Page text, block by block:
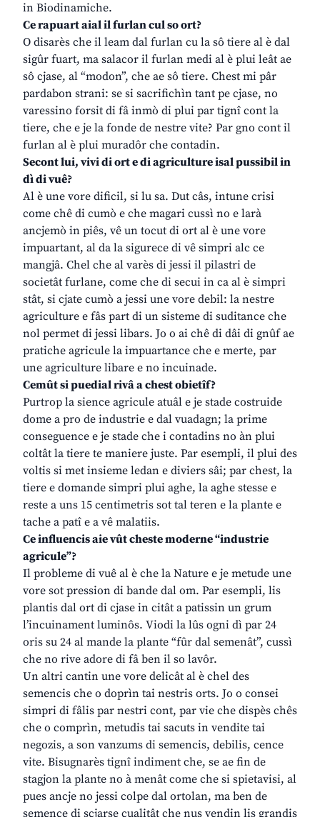
in Biodinamiche.
Ce rapuart aial il furlan cul so ort?
O disarès che il leam dal furlan cu la sô tiere al è dal
sigûr fuart, ma salacor il furlan medi al è plui leât ae
sô cjase, al “modon”, che ae sô tiere. Chest mi pâr
pardabon strani: se si sacrifichìn tant pe cjase, no
varessino forsit di fâ inmò di plui par tignî cont la
tiere, che e je la fonde de nestre vite? Par gno cont il
furlan al è plui muradôr che contadin.
Secont lui, vivi di ort e di agriculture isal pussibil in
dì di vuê?
Al è une vore dificil, si lu sa. Dut câs, intune crisi
come chê di cumò e che magari cussì no e larà
ancjemò in piês, vê un tocut di ort al è une vore
impuartant, al da la sigurece di vê simpri alc ce
mangjâ. Chel che al varès di jessi il pilastri de
societât furlane, come che di secui in ca al è simpri
stât, si cjate cumò a jessi une vore debil: la nestre
agriculture e fâs part di un sisteme di suditance che
nol permet di jessi libars. Jo o ai chê di dâi di gnûf ae
pratiche agricule la impuartance che e merte, par
une agriculture libare e no incuinade.
Cemût si puedial rivâ a chest obietîf?
Purtrop la sience agricule atuâl e je stade costruide
dome a pro de industrie e dal vuadagn; la prime
conseguence e je stade che i contadins no àn plui
coltât la tiere te maniere juste. Par esempli, il plui des
voltis si met insieme ledan e diviers sâi; par chest, la
tiere e domande simpri plui aghe, la aghe stesse e
reste a uns 15 centimetris sot tal teren e la plante e
tache a patî e a vê malatiis.
Ce influencis aie vût cheste moderne “industrie
agricule”?
Il probleme di vuê al è che la Nature e je metude une
vore sot pression di bande dal om. Par esempli, lis
plantis dal ort di cjase in citât a patissin un grum
l’incuinament luminôs. Viodi la lûs ogni dì par 24
oris su 24 al mande la plante “fûr dal semenât”, cussì
che no rive adore di fâ ben il so lavôr.
Un altri cantin une vore delicât al è chel des
semencis che o doprìn tai nestris orts. Jo o consei
simpri di fâlis par nestri cont, par vie che dispès chês
che o comprìn, metudis tai sacuts in vendite tai
negozis, a son vanzums di semencis, debilis, cence
vite. Bisugnarès tignî indiment che, se ae fin de
stagjon la plante no à menât come che si spietavisi, al
pues ancje no jessi colpe dal ortolan, ma ben de
semence di scjarse cualitât che nus vendin lis grandis